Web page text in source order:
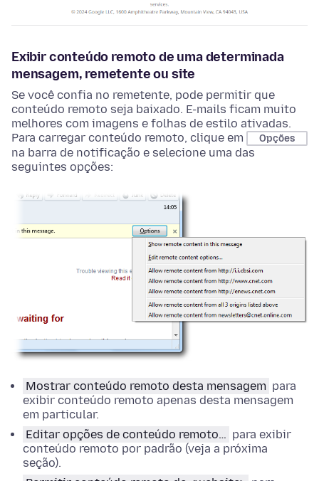
Exibir conteúdo remoto de uma determinada
mensagem, remetente ou site
Se você confia no remetente, pode permitir que
conteúdo remoto seja baixado. E-mails ficam muito
melhores com imagens e folhas de estilo ativadas.
Para carregar conteúdo remoto, clique em
Opções
na barra de notificação e selecione uma das
seguintes opções:
Mostrar conteúdo remoto desta mensagem para
exibir conteúdo remoto apenas desta mensagem
em particular.
Editar opções de conteúdo remoto… para exibir
conteúdo remoto por padrão (veja a próxima
seção).